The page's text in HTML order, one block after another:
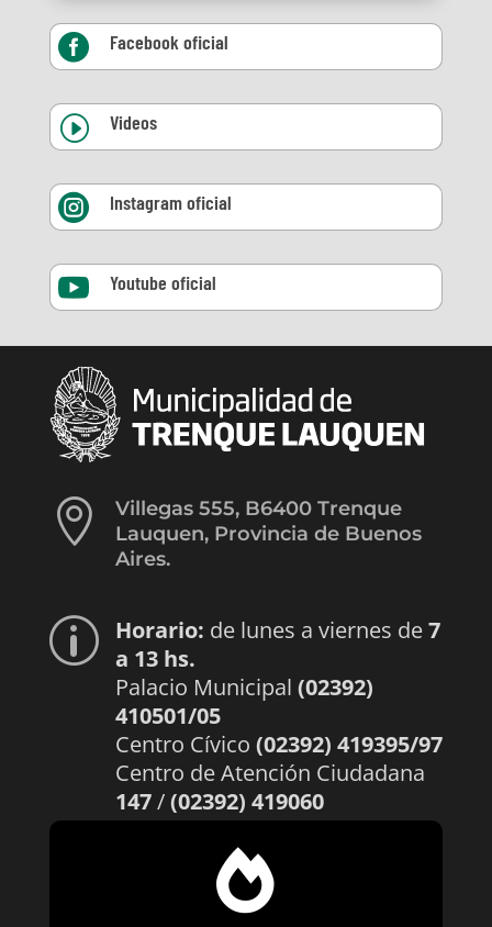
 Facebook oficial
I Videos
 Instagram oficial
 Youtube oficial

Villegas 555, B6400 Trenque
Lauquen, Provincia de Buenos
Aires.
p Horario: de lunes a viernes de7
a 13 hs.
Palacio Municipal (02392)
410501/05
Centro Cívico (02392) 419395/97
Centro de Atención Ciudadana
147/(02392) 419060
